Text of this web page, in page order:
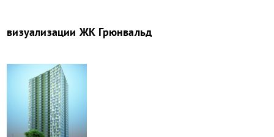
визуализации ЖК Грюнвальд